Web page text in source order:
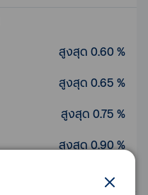
สูงสุด 0.60 %
สูงสุด 0.65 %
สูงสุด 0.75 %
สูงสุด 0.90 %
สูงสุด 0.90 %